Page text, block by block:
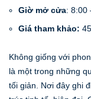
Giờ mở cửa: 8:00
Giá tham khảo:
Không giống với
là một trong những
tối giản. Nơi đây ghi